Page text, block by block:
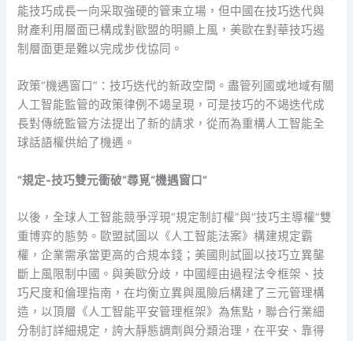
能技巧成長一向采取強硬的管束立場，但中國在技巧迭代與
財產利用層面已構成對歐盟的明顯上風，美歐在對華技巧遏
制層面更是難以完成步伐協同。
政策“機遇窗口”：技巧迭代的新政空間。盡管列國或地域有關
人工智能監管的政策律例不竭呈現，可是技巧的不竭迭代成
長對傳統監管方法提出了新的請求，從而為重構人工智能全
球話語權供給了機遇。
“規定-技巧雙元衝破”尋覓“機遇窗口”
以後，全球人工智能競爭浮現“規定制訂權”與“技巧主導權”雙
重博弈的態勢。歐盟試圖以《人工智能法案》構建規定霸
權，企業需承當更高的合規本錢；美國則試圖以技巧立異壟
斷上風限制中國。與美歐分歧，中國經由過程法令框架、技
巧尺度和倫理指南，在均衡立異與風險后構建了三元管理構
造，以頂層《人工智能平安管理框架》為焦點，聯合行業細
分制訂詳細規定，誇大靜態調劑與分類治理，在平安、靠得